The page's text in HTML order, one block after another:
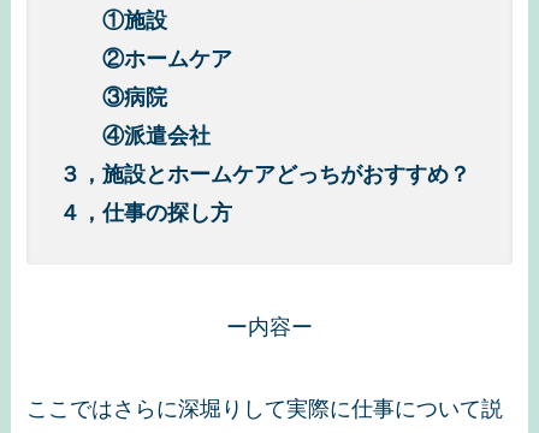
①施設
②ホームケア
③病院
④派遣会社
３，施設とホームケアどっちがおすすめ？
４，仕事の探し方
ー内容ー
ここではさらに深堀りして実際に仕事について説